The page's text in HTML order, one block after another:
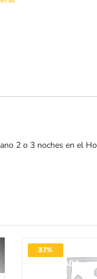
2 o 3 noches en el
37%
DESACTIVADO